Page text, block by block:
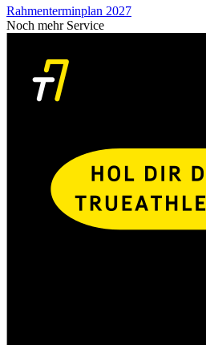
Rahmenterminplan 2027
Noch mehr Service